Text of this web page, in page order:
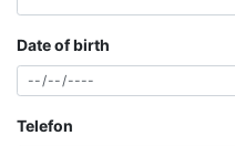
Date of birth
Telefon